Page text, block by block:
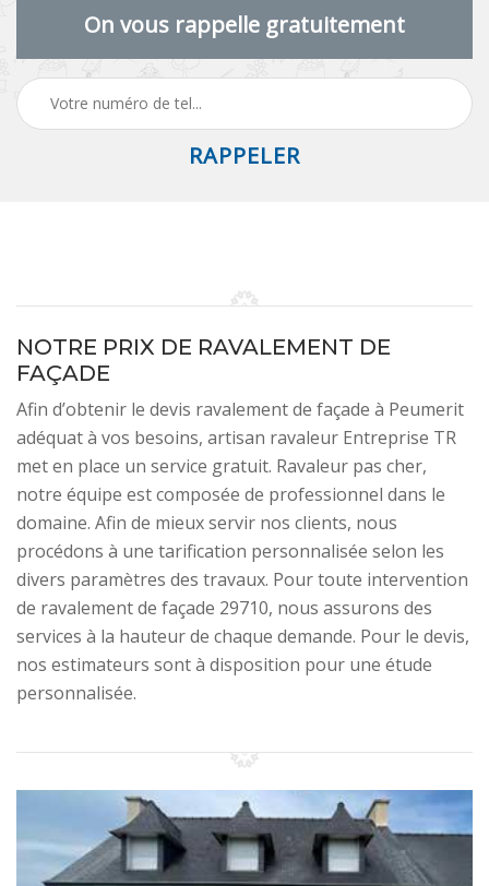
On vous rappelle gratuitement
NOTRE PRIX DE RAVALEMENT DE
FAÇADE
Afin d’obtenir le devis ravalement de façade à Peumerit
adéquat à vos besoins, artisan ravaleur Entreprise TR
met en place un service gratuit. Ravaleur pas cher,
notre équipe est composée de professionnel dans le
domaine. Afin de mieux servir nos clients, nous
procédons à une tarification personnalisée selon les
divers paramètres des travaux. Pour toute intervention
de ravalement de façade 29710, nous assurons des
services à la hauteur de chaque demande. Pour le devis,
nos estimateurs sont à disposition pour une étude
personnalisée.